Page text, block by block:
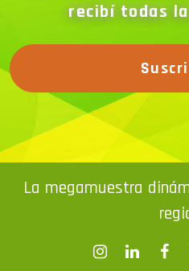
recibí todas
La megamuestra